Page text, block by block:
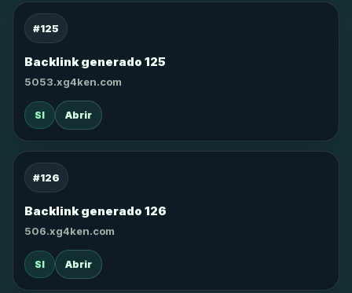
#125
Backlink generado 125
5053.xg4ken.com
SI Abrir
#126
Backlink generado 126
506.xg4ken.com
SI Abrir